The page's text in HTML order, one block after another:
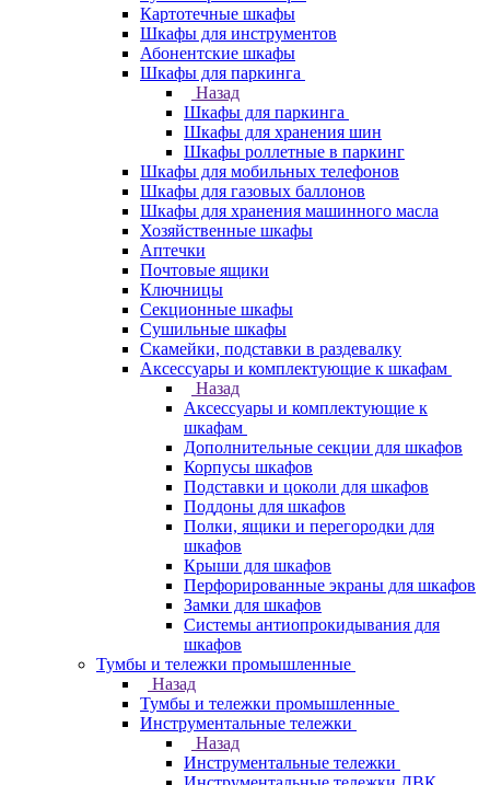
Картотечные шкафы
Шкафы для инструментов
Абонентские шкафы
Шкафы для паркинга
Назад
Шкафы для паркинга
Шкафы для хранения шин
Шкафы роллетные в паркинг
Шкафы для мобильных телефонов
Шкафы для газовых баллонов
Шкафы для хранения машинного масла
Хозяйственные шкафы
Аптечки
Почтовые ящики
Ключницы
Секционные шкафы
Сушильные шкафы
Скамейки, подставки в раздевалку
Аксессуары и комплектующие к шкафам
Назад
Аксессуары и комплектующие к
шкафам
Дополнительные секции для шкафов
Корпусы шкафов
Подставки и цоколи для шкафов
Поддоны для шкафов
Полки, ящики и перегородки для
шкафов
Крыши для шкафов
Перфорированные экраны для шкафов
Замки для шкафов
Системы антиопрокидывания для
шкафов
Тумбы и тележки промышленные
Назад
Тумбы и тележки промышленные
Инструментальные тележки
Назад
Инструментальные тележки